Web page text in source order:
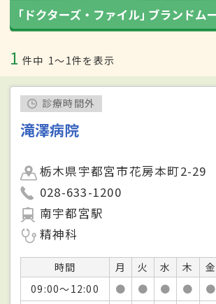
1 件中 1〜1件を表示
診療時間外
滝澤病院
栃木県宇都宮市花房本町2-29
028-633-1200
南宇都宮駅
精神科
時間 月 火 水 木 金
09:00～12:00
● ● ● ● ●